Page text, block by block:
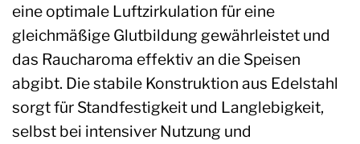
eine optimale Luftzirkulation für eine
gleichmäßige Glutbildung gewährleistet und
das Raucharoma effektiv an die Speisen
abgibt. Die stabile Konstruktion aus Edelstahl
sorgt für Standfestigkeit und Langlebigkeit,
selbst bei intensiver Nutzung und